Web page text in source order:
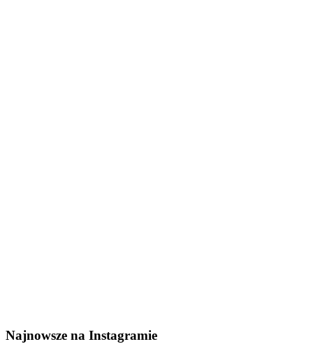
Najnowsze na Instagramie